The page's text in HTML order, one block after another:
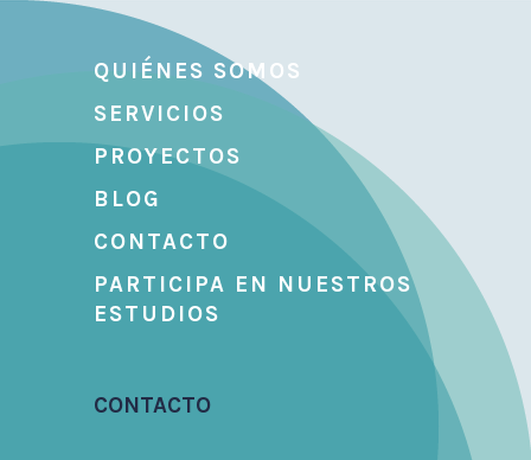
QUIÉNES SOMOS
SERVICIOS
PROYECTOS
BLOG
CONTACTO
PARTICIPA EN NUESTROS
ESTUDIOS
CONTACTO